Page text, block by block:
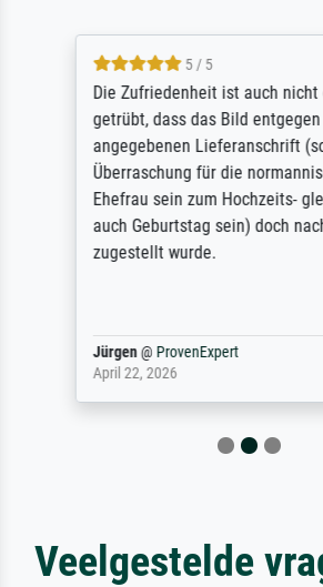
5 / 5
Die Zufriedenheit ist auch nicht
getrübt, dass das Bild
angegebenen Lieferanschrift
Überraschung für die
Ehefrau sein zum Hochzeits-
auch Geburtstag sein) doch
zugestellt wurde.
Jürgen@ ProvenExpert
April 22, 2026
Veelgestelde